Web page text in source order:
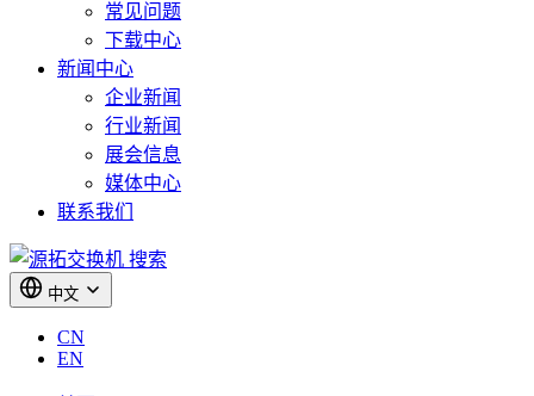
常见问题
下载中心
新闻中心
企业新闻
行业新闻
展会信息
媒体中心
联系我们
搜索
中文
CN
EN